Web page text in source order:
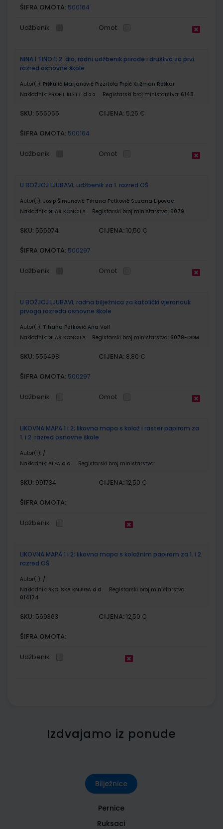
ŠIFRA OMOTA: 500164
Udžbenik Omot
NINA I TINO 1; 2. dio, radni udžbenik prirode i društva za prvi
razred osnovne škole
Autor(i): Piškulić Marjanović Pizzitola Prpić Križman Roškar
Nakladnik: PROFIL KLETT d.o.o. Registarski broj ministarstva: 6148
SKU: 556065 CIJENA: 5,25 €
ŠIFRA OMOTA: 500164
Udžbenik Omot
U BOŽJOJ LJUBAVI; udžbenik za 1. razred OŠ
Autor(i): Josip Šimunović Tihana Petković Suzana Lipovac
Nakladnik: GLAS KONCILA Registarski broj ministarstva: 6079
SKU: 556074 CIJENA: 10,50 €
ŠIFRA OMOTA: 500297
Udžbenik Omot
U BOŽJOJ LJUBAVI; radna bilježnica za katolički vjeronauk
prvoga razreda osnovne škole
Autor(i): Tihana Petković Ana Volf
Nakladnik: GLAS KONCILA Registarski broj ministarstva: 6079-DOM
SKU: 556498 CIJENA: 8,80 €
ŠIFRA OMOTA: 500297
Udžbenik Omot
LIKOVNA MAPA 1 i 2; likovna mapa s kolaž i raster papirom za
1. i 2. razred osnovne škole
Autor(i): /
Nakladnik: ALFA d.d. Registarski broj ministarstva:
SKU: 991734 CIJENA: 12,50 €
ŠIFRA OMOTA:
Udžbenik
LIKOVNA MAPA 1 i 2; likovna mapa s kolažnim papirom za 1. i 2.
razred OŠ
Autor(i): /
Nakladnik: ŠKOLSKA KNJIGA d.d.
Registarski broj ministarstva:
014174
SKU: 569363 CIJENA: 12,50 €
ŠIFRA OMOTA:
Udžbenik
Izdvajamo iz ponude
Bilježnice
Pernice
Ruksaci